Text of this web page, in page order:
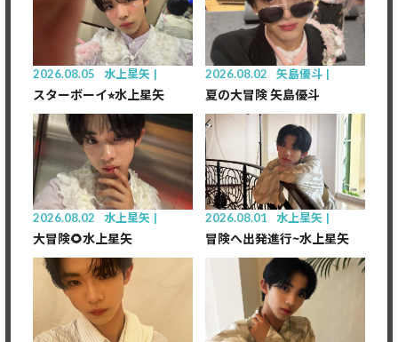
2026.08.05 水上星矢
スターボーイ⭐︎水上星矢
2026.08.02 矢島優斗
夏の大冒険 矢島優斗
2026.08.02 水上星矢
大冒険🌻水上星矢
2026.08.01 水上星矢
冒険へ出発進行~水上星矢